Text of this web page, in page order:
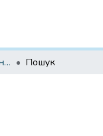
Офтальмологічний журнал 2025 Пошук